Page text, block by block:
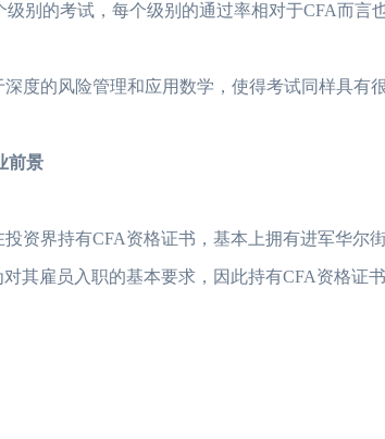
的考试，每个级别的通过率相对于CFA而言也
的风险管理和应用数学，使得考试同样具有
景
投资界持有CFA资格证书，基本上拥有进军华尔
其雇员入职的基本要求，因此持有CFA资格证